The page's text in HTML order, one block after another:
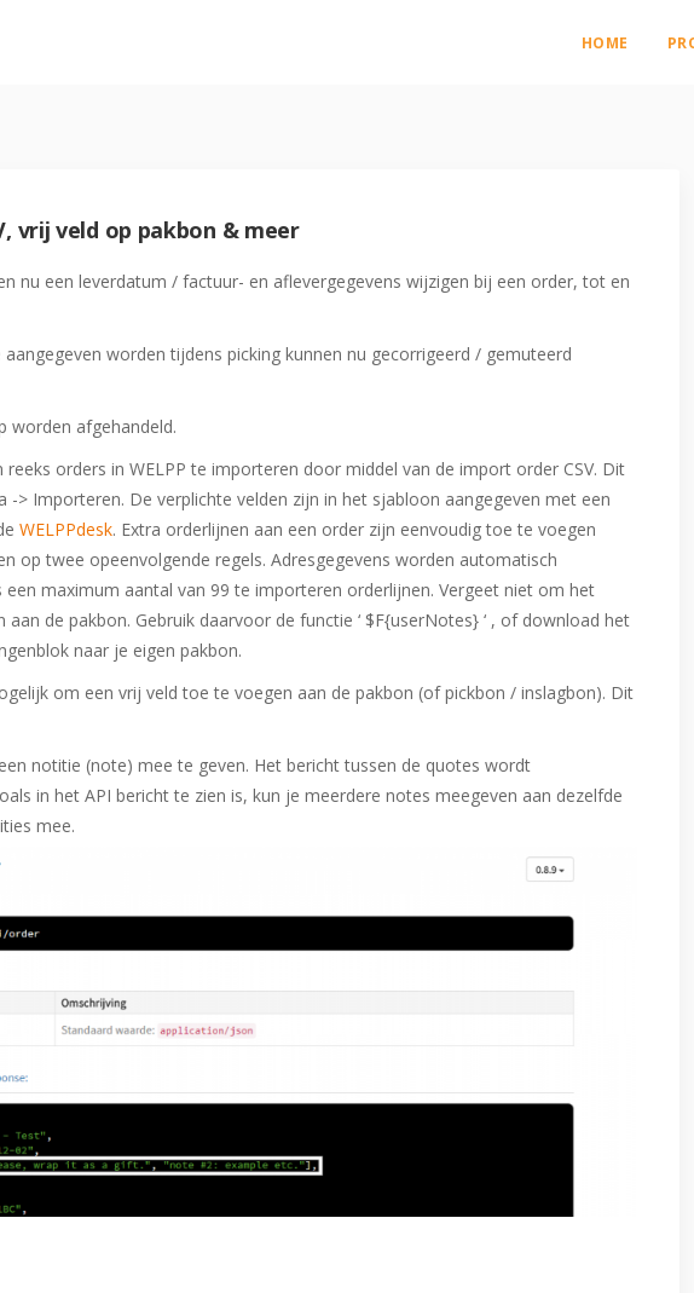
HOME
vrij veld op pakbon & meer
nu een leverdatum / factuur- en aflevergegevens wijzigen bij een order, tot en
worden tijdens picking kunnen nu gecorrigeerd / gemuteerd
worden afgehandeld.
reeks orders in WELPP te importeren door middel van de import order CSV. Dit
> Importeren. De verplichte velden zijn in het sjabloon aangegeven met een
WELPPdesk. Extra orderlijnen aan een order zijn eenvoudig toe te voegen
op twee opeenvolgende regels. Adresgegevens worden automatisch
een maximum aantal van 99 te importeren orderlijnen. Vergeet niet om het
de pakbon. Gebruik daarvoor de functie ‘ $F{userNotes} ‘ , of download het
naar je eigen pakbon.
om een vrij veld toe te voegen aan de pakbon (of pickbon / inslagbon). Dit
notitie (note) mee te geven. Het bericht tussen de quotes wordt
in het API bericht te zien is, kun je meerdere notes meegeven aan dezelfde
mee.
We take your privacy very seriously. Please see our privacy policy for
We take your privacy very seriously. Please see our privacy policy for
We take your privacy very seriously. Please see our privacy policy for
We take your privacy very seriously. Please see our privacy policy for